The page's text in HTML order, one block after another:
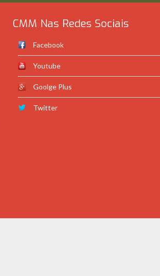
CMM Nas Redes Sociais
Facebook
Youtube
Goolge Plus
Twitter